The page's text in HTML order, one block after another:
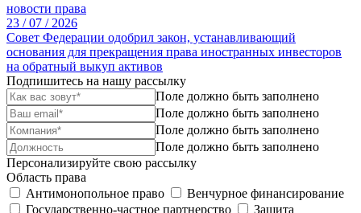
новости права
23 /07 / 2026
Совет Федерации одобрил закон, устанавливающий
основания для прекращения права иностранных инвесторов
на обратный выкуп активов
Подпишитесь на нашу рассылку
Поле должно быть заполнено
Поле должно быть заполнено
Поле должно быть заполнено
Поле должно быть заполнено
Персонализируйте свою рассылку
Область права
Антимонопольное право
Венчурное финансирование
Государственно-частное партнерство
Защита